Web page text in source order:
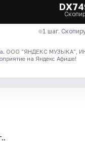
1 шаг.
ООО "ЯНДЕКС МУЗЫКА",
на Яндекс Афише!